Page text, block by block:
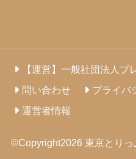
【運営】一般社団法人プ
問い合わせ
プライバ
運営者情報
©Copyright2026 東京とりっ